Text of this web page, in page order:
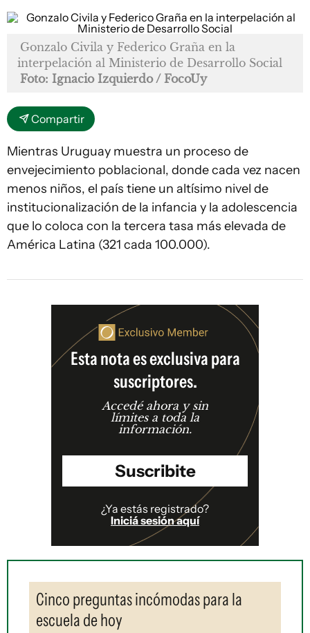
Gonzalo Civila y Federico Graña en la
interpelación al Ministerio de Desarrollo Social
Foto: Ignacio Izquierdo / FocoUy
Compartir
Mientras Uruguay muestra un proceso de
envejecimiento poblacional, donde cada vez nacen
menos niños, el país tiene un altísimo nivel de
institucionalización de la infancia y la adolescencia
que lo coloca con la tercera tasa más elevada de
América Latina (321 cada 100.000).
Esta nota es exclusiva para
suscriptores.
Accedé ahora y sin
límites a toda la
información.
Suscribite
¿Ya estás registrado?
Iniciá sesión aquí
Cinco preguntas incómodas para la
escuela de hoy